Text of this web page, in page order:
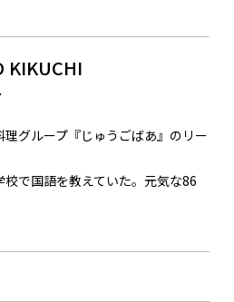
KIKUCHI
理グループ『じゅうごばあ』のリー
校で国語を教えていた。元気な86